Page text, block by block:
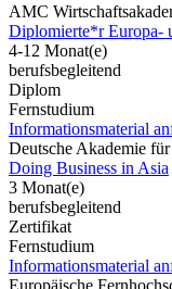
AMC
Diplomierte*r Europa-
4-12 Monat(e)
berufsbegleitend
Diplom
Fernstudium
Informationsmaterial
Deutsche Akademie
Doing Business in Asia
3 Monat(e)
berufsbegleitend
Zertifikat
Fernstudium
Informationsmaterial
Europäische